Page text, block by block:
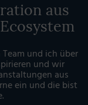
aus
und ich über
und wir
aus
ein und die bist